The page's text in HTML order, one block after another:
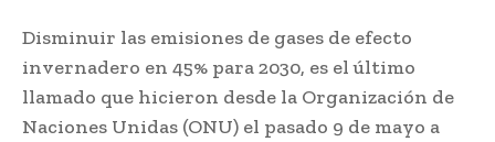
Disminuir las emisiones de gases de efecto
invernadero en 45% para 2030, es el último
llamado que hicieron desde la Organización de
Naciones Unidas (ONU) el pasado 9 de mayo a